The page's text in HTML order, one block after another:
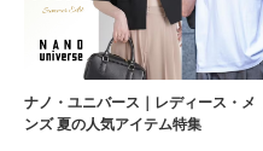
ナノ・ユニバース｜レディース・メ
ンズ 夏の人気アイテム特集